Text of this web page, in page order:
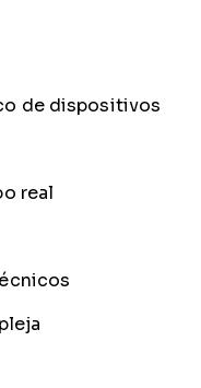
de dispositivos
real